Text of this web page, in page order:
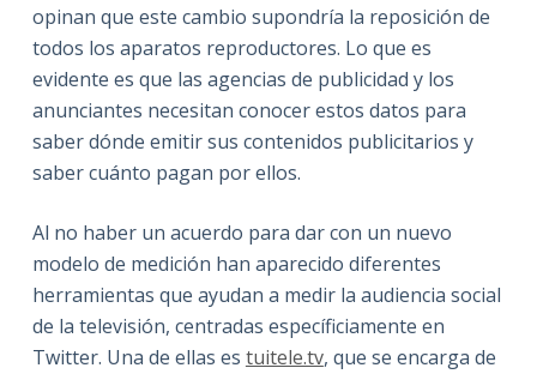
opinan que este cambio supondría la reposición de
todos los aparatos reproductores. Lo que es
evidente es que las agencias de publicidad y los
anunciantes necesitan conocer estos datos para
saber dónde emitir sus contenidos publicitarios y
saber cuánto pagan por ellos.
Al no haber un acuerdo para dar con un nuevo
modelo de medición han aparecido diferentes
herramientas que ayudan a medir la audiencia social
de la televisión, centradas específiciamente en
Twitter. Una de ellas es tuitele.tv, que se encarga de